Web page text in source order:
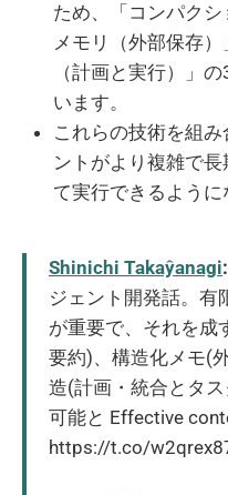
ため、「コンパク
メモリ（外部保存
（計画と実行）」
います。
これらの技術を組
ントがより複雑で
て実行できるように
Shinichi Takaŷanagi:
ジェント開発話。有
が重要で、それを成
要約)、構造化メモ(
造(計画・統合とタ
可能と Effective
https://t.co/